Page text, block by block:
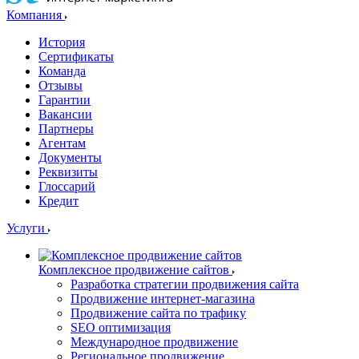
Компания
История
Сертификаты
Команда
Отзывы
Гарантии
Вакансии
Партнеры
Агентам
Документы
Реквизиты
Глоссарий
Кредит
Услуги
Комплексное продвижение сайтов
Разработка стратегии продвижения сайта
Продвижение интернет-магазина
Продвижение сайта по трафику
SEO оптимизация
Международное продвижение
Региональное продвижение